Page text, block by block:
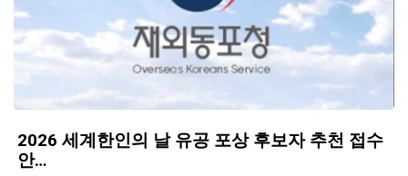
2026 세계한인의 날 유공 포상 후보자 추천 접수
안…